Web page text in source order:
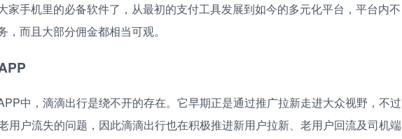
家手机里的必备软件了，从最初的支付工具发展到如今的多元化平台，平台内不
，而且大部分佣金都相当可观。
中，滴滴出行是绕不开的存在。它早期正是通过推广拉新走进大众视野，不过
用户流失的问题，因此滴滴出行也在积极推进新用户拉新、老用户回流及司机端